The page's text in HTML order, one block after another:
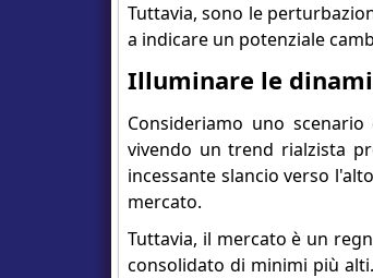
Tuttavia, sono le
a indicare un potenziale
Illuminare le
Consideriamo uno
vivendo un trend rialzista
incessante slancio verso
mercato.
Tuttavia, il mercato è un
consolidato di minimi più